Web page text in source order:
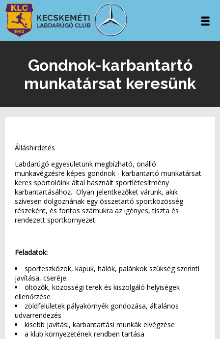
Gondnok-karbantartó
munkatársat keresünk
Álláshirdetés
Labdarúgó egyesületünk megbízható, önálló
munkavégzésre képes gondnok - karbantartó munkatársat
keres sportolóink által használt sportlétesítmény
karbantartásához. Olyan jelentkezőket várunk, akik
szívesen dolgoznának egy összetartó sportközösség
részeként, és fontos számukra az igényes, tiszta és
rendezett sportkörnyezet.
Feladatok:
sporteszközök, kapuk, hálók, palánkok szükség szerinti
javítása, cseréje
öltözők, közösségi terek és kiszolgáló helyiségek
ellenőrzése
zöldfelületek pályakörnyék gondozása, általános
udvarrendezés
kisebb javítási, karbantartási munkák elvégzése
a klub környezetének rendben tartása